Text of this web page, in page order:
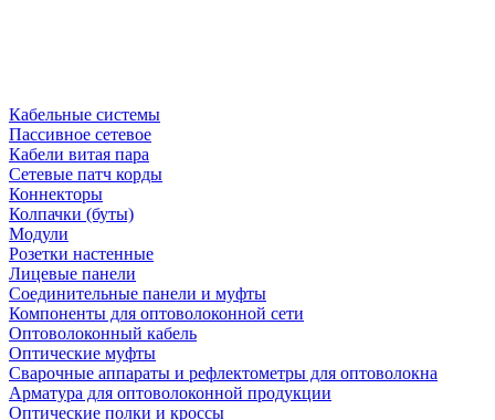
Кабельные системы
Пассивное сетевое
Кабели витая пара
Сетевые патч корды
Коннекторы
Колпачки (буты)
Модули
Розетки настенные
Лицевые панели
Соединительные панели и муфты
Компоненты для оптоволоконной сети
Оптоволоконный кабель
Оптические муфты
Сварочные аппараты и рефлектометры для оптоволокна
Арматура для оптоволоконной продукции
Оптические полки и кроссы